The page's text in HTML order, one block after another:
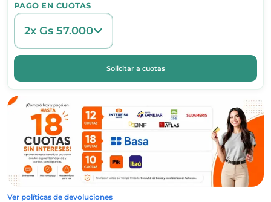
PAGO EN CUOTAS
2x Gs 57.000
Solicitar a cuotas
Ver políticas de devoluciones